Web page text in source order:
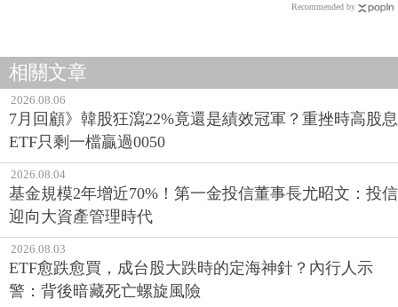
Recommended by
相關文章
2026.08.06
7月回顧》韓股狂瀉22%竟還是績效冠軍？重挫時高股息
ETF只剩一檔贏過0050
2026.08.04
基金規模2年增近70%！第一金投信董事長尤昭文：投信
迎向大資產管理時代
2026.08.03
ETF愈跌愈買，成台股大跌時的定海神針？內行人示
警：背後暗藏死亡螺旋風險